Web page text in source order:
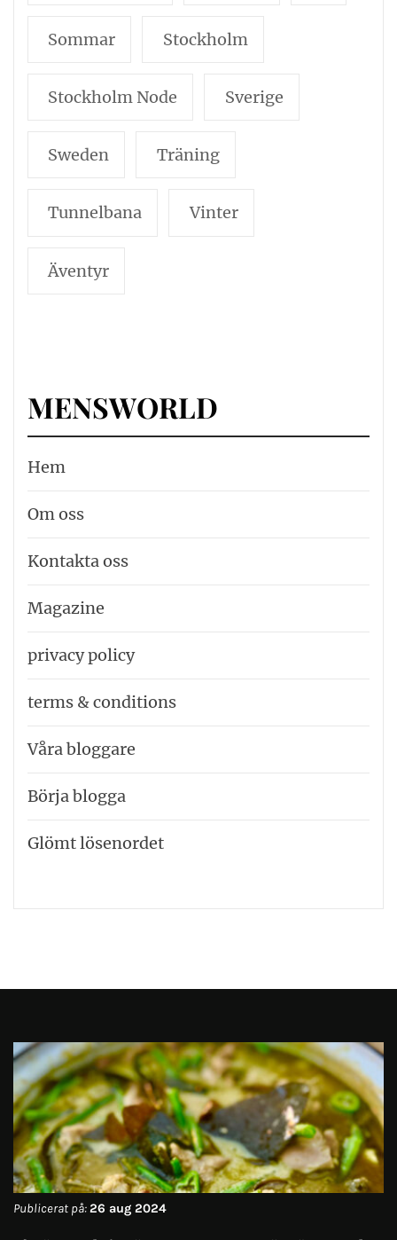
Sommar Stockholm
Stockholm Node Sverige
Sweden Träning
Tunnelbana Vinter
Äventyr
MENSWORLD
Hem
Om oss
Kontakta oss
Magazine
privacy policy
terms & conditions
Våra bloggare
Börja blogga
Glömt lösenordet
Publicerat på:26 aug 2024